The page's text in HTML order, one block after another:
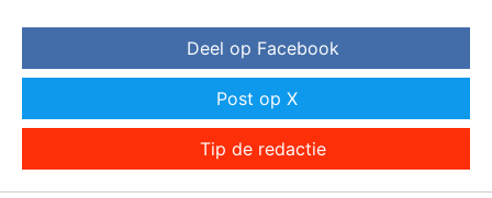
Deel op Facebook
Post op X
Tip de redactie